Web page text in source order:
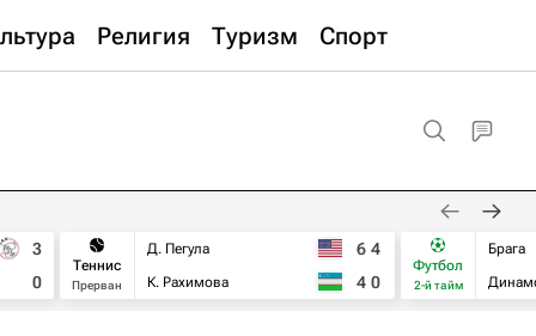
Религия Туризм Спорт
3
0
Теннис
Прерван
Д. Пегула
К. Рахимова
6 4
4 0
Футбол
2-й тайм
Брага